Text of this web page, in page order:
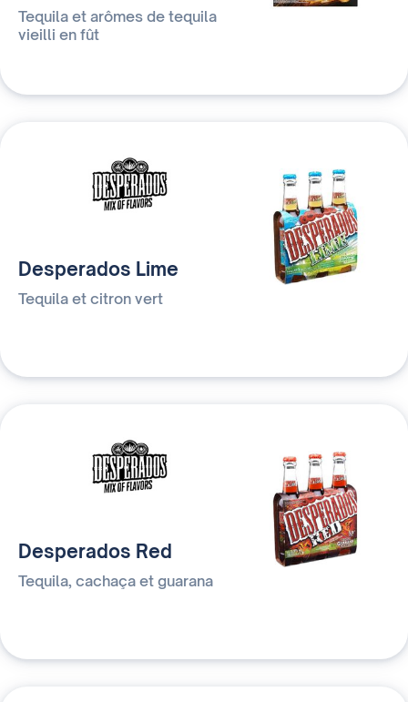
Tequila et arômes de tequila
vieilli en fût
Desperados Lime
Tequila et citron vert
Desperados Red
Tequila, cachaça et guarana